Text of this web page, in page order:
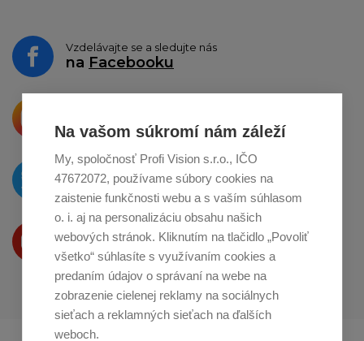
Vzdelávajte se a sledujte nás
na Facebooku
o zdieľanie naInstagrame
O novinkách píšeme
naTwitteri
Produkty Vám predstavujeme
na Youtube
Na vašom súkromí nám záleží
My, spoločnosť Profi Vision s.r.o., IČO
47672072, používame súbory cookies na
zaistenie funkčnosti webu a s vaším súhlasom
o. i. aj na personalizáciu obsahu našich
webových stránok. Kliknutím na tlačidlo „Povoliť
všetko“ súhlasíte s využívaním cookies a
predaním údajov o správaní na webe na
zobrazenie cielenej reklamy na sociálnych
sieťach a reklamných sieťach na ďalších
weboch.